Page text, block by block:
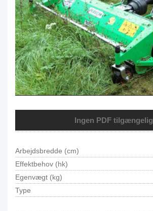
Ingen PDF tilgængelig
Arbejdsbredde (cm)
Effektbehov (hk)
Egenvægt (kg)
Type